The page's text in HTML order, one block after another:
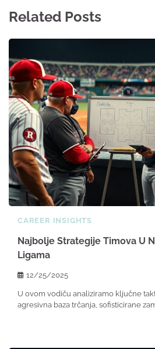
Related Posts
CAREER INSIGHTS
Najbolje Strategije Timova U
Ligama
12/25/2025
U ovom vodiču analiziramo ključne
agresivna baza trčanja, sofisticirane